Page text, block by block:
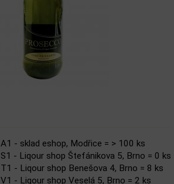
A1 - sklad eshop, Modřice = > 100 ks
S1 - Liqour shop Štefánikova 5, Brno = 0 ks
T1 - Liqour shop Benešova 4, Brno = 8 ks
V1 - Liqour shop Veselá 5, Brno = 2 ks